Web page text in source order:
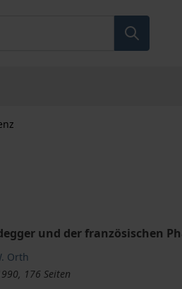
und der französischen
Orth
176 Seiten